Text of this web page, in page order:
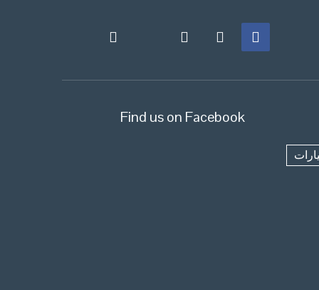
Find us on Facebook